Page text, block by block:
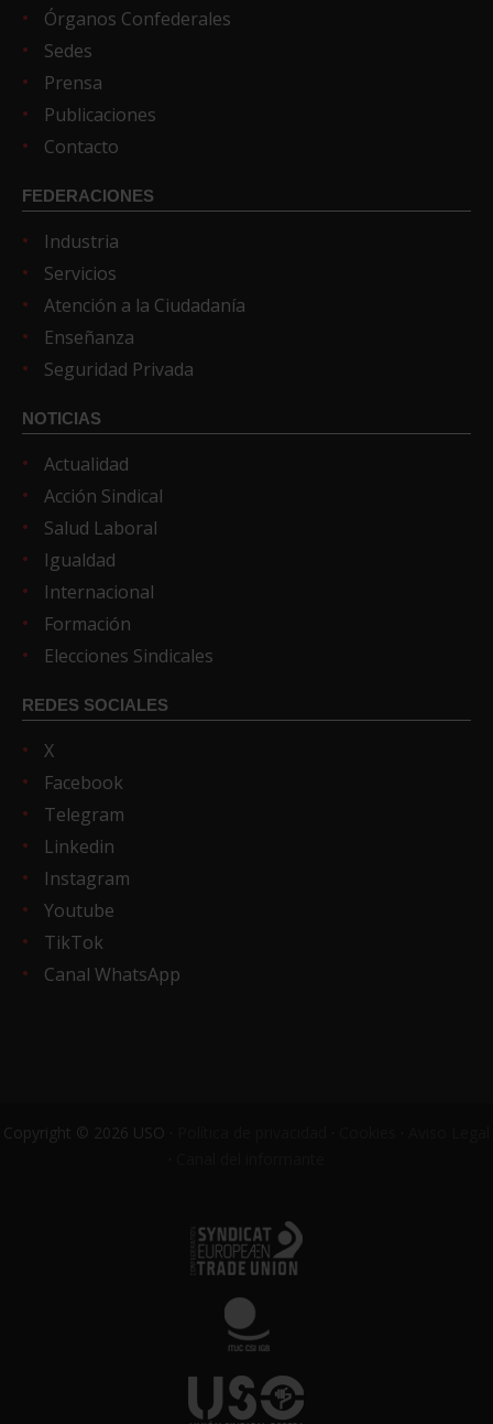
Órganos Confederales
Sedes
Prensa
Publicaciones
Contacto
FEDERACIONES
Industria
Servicios
Atención a la Ciudadanía
Enseñanza
Seguridad Privada
NOTICIAS
Actualidad
Acción Sindical
Salud Laboral
Igualdad
Internacional
Formación
Elecciones Sindicales
REDES SOCIALES
X
Facebook
Telegram
Linkedin
Instagram
Youtube
TikTok
Canal WhatsApp
Copyright © 2026 USO ·